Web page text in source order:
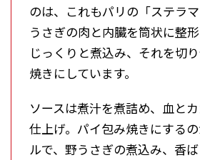
のは、これもパリの「ステラ
うさぎの肉と内臓を筒状に整
じっくりと煮込み、それを切
焼きにしています。
ソースは煮汁を煮詰め、血と
仕上げ。パイ包み焼きにする
ルで、野うさぎの煮込み、香